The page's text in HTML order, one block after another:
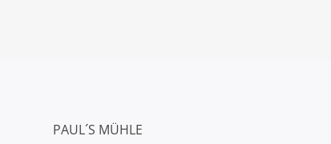
PAUL´S MÜHLE